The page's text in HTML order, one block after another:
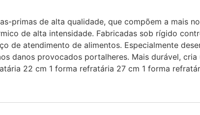
primas de alta qualidade, que compõem a mais
de alta intensidade. Fabricadas sob rígido
de atendimento de alimentos. Especialmente
danos provocados portalheres. Mais durável,
22 cm 1 forma refratária 27 cm 1 forma